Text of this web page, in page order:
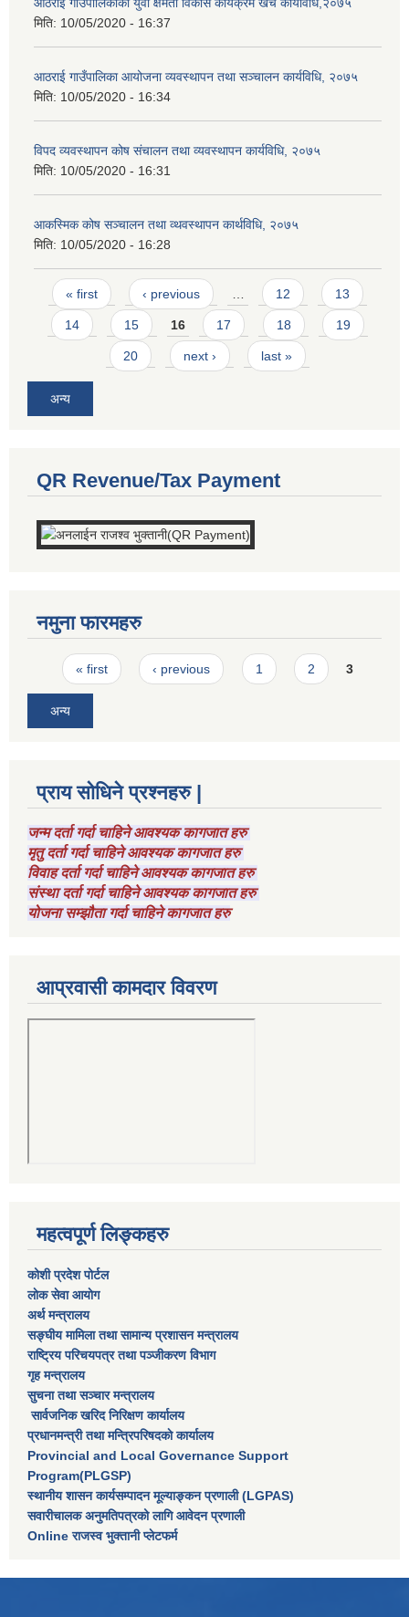
मिति: 10/05/2020 - 16:37
आठराई गाउँपालिका आयोजना व्यवस्थापन तथा सञ्चालन कार्यविधि, २०७५
मिति: 10/05/2020 - 16:34
विपद व्यवस्थापन कोष संचालन तथा व्यवस्थापन कार्यविधि, २०७५
मिति: 10/05/2020 - 16:31
आकस्मिक कोष सञ्चालन तथा व्थवस्थापन कार्थविधि, २०७५
मिति: 10/05/2020 - 16:28
Pages
« first ‹ previous … 12 13
14 15 16 17 18 19
20 next › last »
अन्य
QR Revenue/Tax Payment
नमुना फारमहरु
Pages
« first ‹ previous 1 2 3
अन्य
प्राय सोधिने प्रश्नहरु |
जन्म दर्ता गर्दा चाहिने आवश्यक कागजात हरु
मृतु दर्ता गर्दा चाहिने आवश्यक कागजात हरु
विवाह दर्ता गर्दा चाहिने आवश्यक कागजात हरु
संस्था दर्ता गर्दा चाहिने आवश्यक कागजात हरु
योजना सम्झौता गर्दा चाहिने कागजात हरु
आप्रवासी कामदार विवरण
महत्वपूर्ण लिङ्कहरु
कोशी प्रदेश पोर्टल
लाेक सेवा आयाेग
अर्थ मन्त्रालय
सङ्घीय मामिला तथा सामान्य प्रशासन मन्त्रालय
राष्‍ट्रिय परिचयपत्र तथा पञ्‍जीकरण विभाग
गृह मन्त्रालय
सुचना तथा सञ्चार मन्त्रालय
सार्वजनिक खरिद निरिक्षण कार्यालय
प्रधानमन्त्री तथा मन्त्रिपरिषदकाे कार्यालय
Provincial and Local Governance Support
Program(PLGSP)
स्थानीय शासन कार्यसम्पादन मूल्याङ्कन प्रणाली (LGPAS)
सवारीचालक अनुमतिपत्रको लागि आवेदन प्रणाली
Online राजस्व भुक्तानी प्लेटफर्म